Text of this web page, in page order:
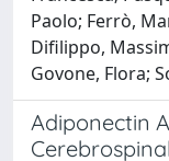
Paolo; Ferrò,
Difilippo,
Govone, Flora;
Adiponectin